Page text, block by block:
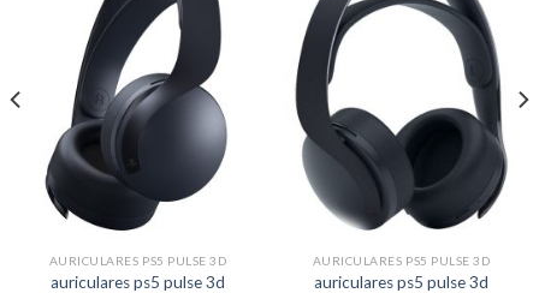
AURICULARES PS5 PULSE 3D
auriculares ps5 pulse 3d
AURICULARES PS5 PULSE 3D
auriculares ps5 pulse 3d